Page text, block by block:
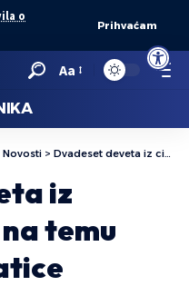
Open
o
Prihvaćam
Aa
Novosti > Dvadeset deveta iz ciklusa tribina na temu inozemne Croatice
iz
temu